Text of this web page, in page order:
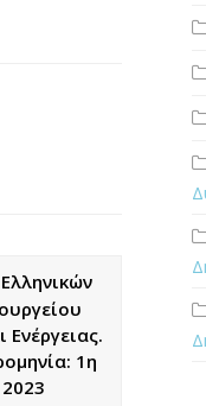
Ενέργειας.
1η